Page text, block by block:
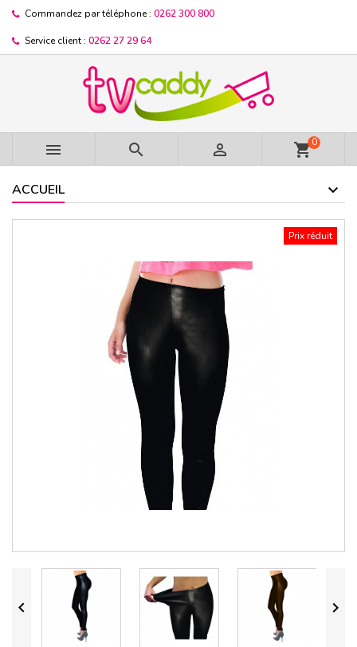
Commandez par téléphone : 0262 300 800
Service client : 0262 27 29 64
   shopping_cart0
ACCUEIL
Prix réduit
 